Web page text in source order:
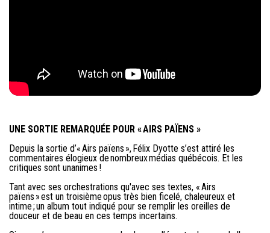
UNE SORTIE REMARQUÉE POUR « AIRS PAÏENS »
Depuis la sortie d’« Airs païens », Félix Dyotte s’est attiré les
commentaires élogieux de nombreux médias québécois. Et les
critiques sont unanimes !
Tant avec ses orchestrations qu'avec ses textes, « Airs
païens » est un troisième opus très bien ficelé, chaleureux et
intime ; un album tout indiqué pour se remplir les oreilles de
douceur et de beau en ces temps incertains.